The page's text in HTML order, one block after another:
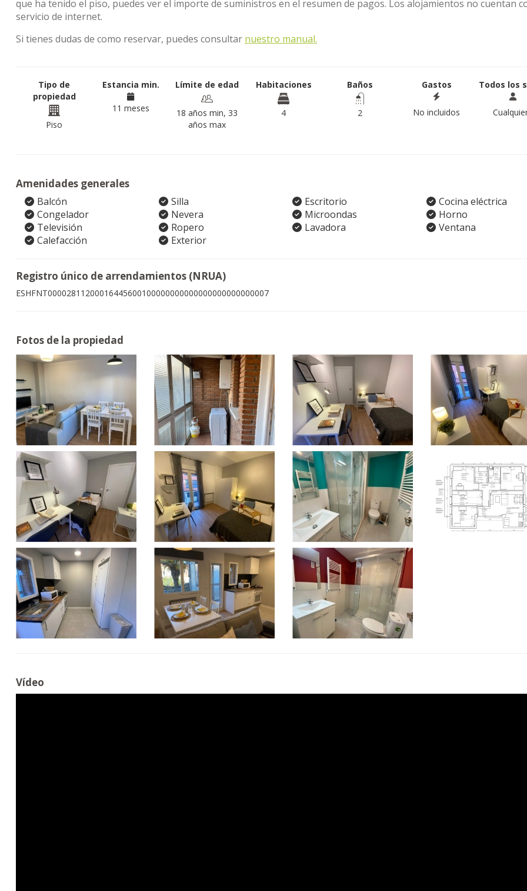
que ha tenido el piso, puedes ver el importe de suministros en el resumen de pagos. Los alojamientos no cuentan
servicio de internet.
Si tienes dudas de como reservar, puedes consultar nuestro manual.
Tipo de
propiedad
Piso
Estancia min.
11 meses
Límite de edad
18 años min, 33
años max
Habitaciones
4
Baños
2
Gastos
No incluidos
Todos los
Amenidades generales
Balcón Silla Escritorio
Cocina eléctrica
Congelador
Nevera Microondas
Horno
Televisión
Ropero Lavadora
Ventana
Calefacción
Exterior
Registro único de arrendamientos (NRUA)
ESHFNT00002811200016445600100000000000000000000000007
Fotos de la propiedad
Vídeo